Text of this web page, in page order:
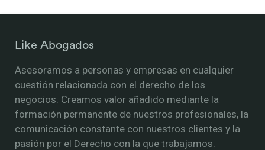
Like Abogados
Asesoramos a personas y empresas en cualquier
cuestión relacionada con el derecho de los
negocios. Creamos valor añadido mediante la
formación permanente de nuestros profesionales, la
comunicación constante con nuestros clientes y la
pasión por el Derecho con la que trabajamos.